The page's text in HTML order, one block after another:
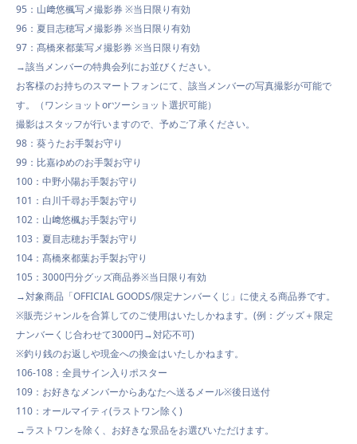
95：山﨑悠楓写メ撮影券 ※当日限り有効
96：夏目志穂写メ撮影券 ※当日限り有効
97：髙橋來都葉写メ撮影券 ※当日限り有効
→‌該当メンバーの特典会列にお並びください。
お客様のお持ちのスマートフォンにて、該当メンバーの写真撮影が可能で
す。（ワンショットorツーショット選択可能）
撮影はスタッフが行いますので、予めご了承ください。
98：葵うたお手製お守り
99：比嘉ゆめのお手製お守り
100：中野小陽お手製お守り
101：白川千尋お手製お守り
102：山﨑悠楓お手製お守り
103：夏目志穂お手製お守り
104：髙橋來都葉お手製お守り
105：3000円分グッズ商品券※当日限り有効
→対象商品「OFFICIAL GOODS/限定ナンバーくじ」に使える商品券です。
※販売ジャンルを合算してのご使用はいたしかねます。(例：グッズ＋限定
ナンバーくじ合わせて3000円→対応不可)
※釣り銭のお返しや現金への換金はいたしかねます。
106-108：全員サイン入りポスター
109：お好きなメンバーからあなたへ送るメール※後日送付
110：オールマイティ(ラストワン除く)
→ラストワンを除く、お好きな景品をお選びいただけます。